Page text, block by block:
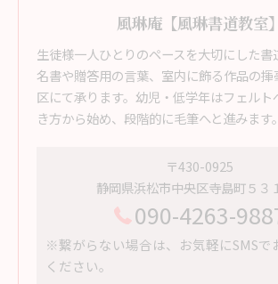
風琳庵【風琳書道教室】
生徒様一人ひとりのペースを大切にした書
名書や贈答用の言葉、室内に飾る作品の
区にて承ります。幼児・低学年はフェル
き方から始め、段階的に毛筆へと進みます。
〒430-0925
静岡県浜松市中央区寺島町５３
090-4263-
※繋がらない場合は、お気軽にSMSで
ください。